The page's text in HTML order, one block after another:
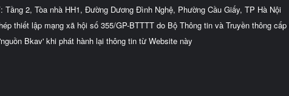
Tầng 2, Tòa nhà HH1, Đường Dương Đình Nghệ, Phường Cầu Giấy, TP Hà Nội
thiết lập mạng xã hội số 355/GP-BTTTT do Bộ Thông tin và Truyền thông
Bkav' khi phát hành lại thông tin từ Website này